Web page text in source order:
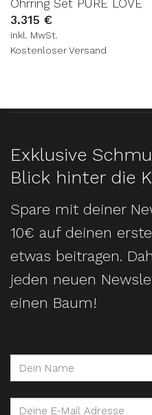
Ohrring Set PURE LOVE
3.315 €
inkl. MwSt.
Kostenloser Versand
Exklusive
Blick hinter die
Spare mit deiner
10€ auf deinen
etwas beitragen.
jeden neuen
einen Baum!